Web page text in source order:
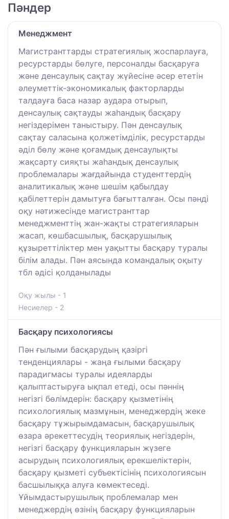
Пәндер
Менеджмент
Магистранттарды стратегиялық жоспарлауға,
ресурстарды бөлуге, персоналды басқаруға
және денсаулық сақтау жүйесіне әсер ететін
әлеуметтік-экономикалық факторларды
талдауға баса назар аудара отырып,
денсаулық сақтауды жаһандық басқару
негіздерімен таныстыру. Пән денсаулық
сақтау саласына қолжетімділік, ресурстарды
әділ бөлу және қоғамдық денсаулықты
жақсарту сияқты жаһандық денсаулық
проблемалары жағдайында студенттердің
аналитикалық және шешім қабылдау
қабілеттерін дамытуға бағытталған. Осы пәнді
оқу нәтижесінде магистранттар
менеджменттің жан-жақты стратегияларын
жасап, көшбасшылық, басқарушылық
құзыреттіліктер мен уақытты басқару туралы
білім алады. Пән аясында командалық оқыту
тбл әдісі қолданылады
Оқу жылы - 1
Несиелер - 2
Басқару психологиясы
Пән ғылыми басқарудың қазіргі
тенденциялары - жаңа ғылыми басқару
парадигмасы туралы идеяларды
қалыптастыруға ықпал етеді, осы пәннің
негізгі бөлімдерін: басқару қызметінің
психологиялық мазмұнын, менеджердің жеке
басқару тұжырымдамасын, басқарушылық
өзара әрекеттесудің теориялық негіздерін,
негізгі басқару функцияларын жүзеге
асырудың психологиялық ерекшеліктерін,
басқару қызметі субъектісінің психологиясын
басшылыққа алуға көмектеседі.
Ұйымдастырушылық проблемалар мен
менеджердің өзінің басқару функцияларын